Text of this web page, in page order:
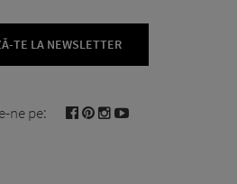
TE LA NEWSLETTER
ne pe: